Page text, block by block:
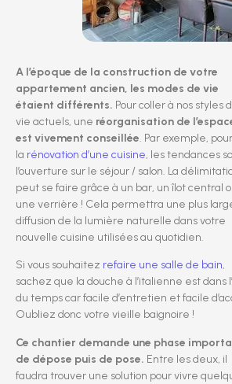
A l’époque de la construction de votre
appartement ancien, les modes de vie
étaient différents. Pour coller à nos styles
vie actuels, une réorganisation de
est vivement conseillée. Par exemple, pour
la rénovation d’une cuisine, les tendances
l’ouverture sur le séjour / salon. La
peut se faire grâce à un bar, un îlot central
une verrière ! Cela permettra une plus
diffusion de la lumière naturelle dans votre
nouvelle cuisine utilisées au quotidien.
Si vous souhaitez refaire une salle de bain,
sachez que la douche à l’italienne est dans
du temps car facile d’entretien et facile
Oubliez donc votre vieille baignoire !
Ce chantier demande une phase
de dépose puis de pose. Entre les deux, il
faudra trouver une solution pour vivre